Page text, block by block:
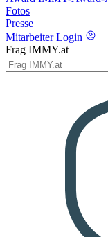
Fotos
Presse
Mitarbeiter Login
Frag IMMY.at